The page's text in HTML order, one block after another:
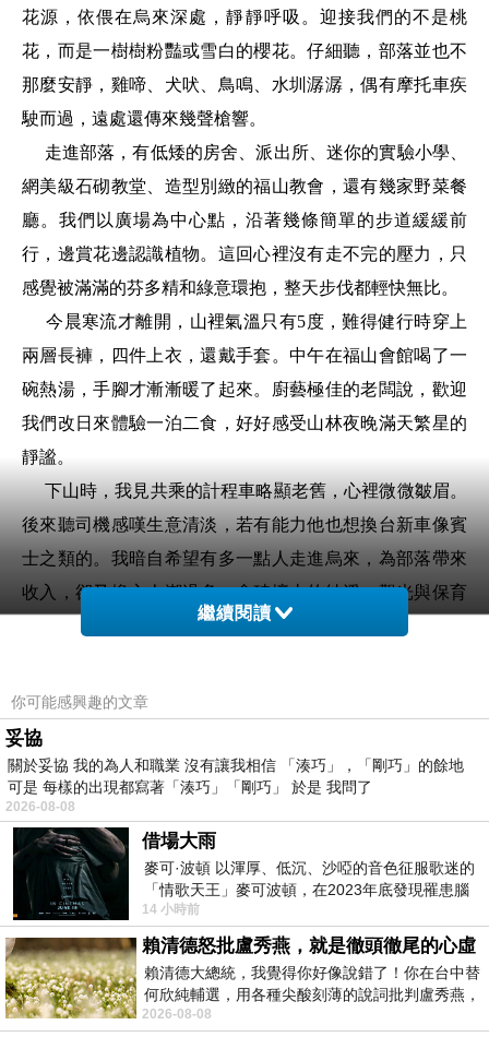
花源，依偎在烏來深處，靜靜呼吸。迎接我們的不是桃
花，而是一樹樹粉豔或雪白的櫻花。仔細聽，部落並也不
那麼安靜，雞啼、犬吠、鳥鳴、水圳潺潺，偶有摩托車疾
駛而過，遠處還傳來幾聲槍響。
走進部落，有低矮的房舍、派出所、迷你的實驗小學、
網美級石砌教堂、造型別緻的福山教會，還有幾家野菜餐
廳。我們以廣場為中心點，沿著幾條簡單的步道緩緩前
行，邊賞花邊認識植物。這回心裡沒有走不完的壓力，只
感覺被滿滿的芬多精和綠意環抱，整天步伐都輕快無比。
今晨寒流才離開，山裡氣溫只有5度，難得健行時穿上
兩層長褲，四件上衣，還戴手套。中午在福山會館喝了一
碗熱湯，手腳才漸漸暖了起來。廚藝極佳的老闆說，歡迎
我們改日來體驗一泊二食，好好感受山林夜晚滿天繁星的
靜謐。
下山時，我見共乘的計程車略顯老舊，心裡微微皺眉。
後來聽司機感嘆生意清淡，若有能力他也想換台新車像賓
士之類的。我暗自希望有多一點人走進烏來，為部落帶來
收入，卻又擔心人潮過多，會破壞山的純淨。觀光與保育
之間，始終是一道難以平衡的習題。
返程之餘，也盼望部落的日常與生計不致久受影響。
後記2：周四至新店代診，門診有個小朋友就住在福山
里李茂岸。（李茂岸是泰雅族語眾人聚集之地）
繼續閱讀
你可能感興趣的文章
妥協
關於妥協 我的為人和職業 沒有讓我相信 「湊巧」，「剛巧」的餘地
可是 每樣的出現都寫著「湊巧」「剛巧」 於是 我問了
2026-08-08
借場大雨
麥可·波頓 以渾厚、低沉、沙啞的音色征服歌迷的
「情歌天王」麥可波頓，在2023年底發現罹患腦
瘤「祈禱早日康復，一切都好」。
14 小時前
賴清德怒批盧秀燕，就是徹頭徹尾的心虛
賴清德大總統，我覺得你好像說錯了！你在台中替
何欣純輔選，用各種尖酸刻薄的說詞批判盧秀燕，
罵她施政滿意度輸給陳其邁，甚至還說盧
2026-08-08